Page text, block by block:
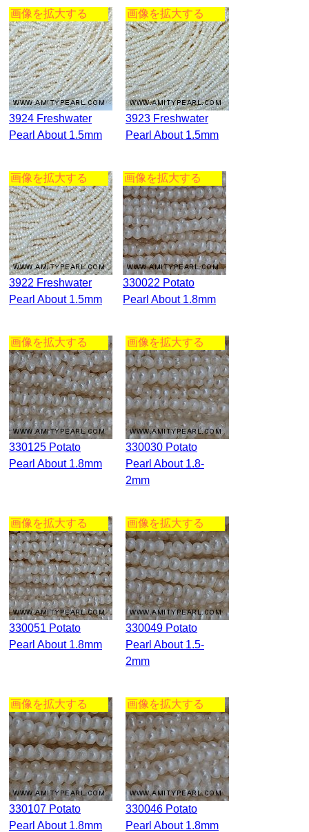
画像を拡大する
3924 Freshwater
Pearl About 1.5mm
画像を拡大する
3923 Freshwater
Pearl About 1.5mm
画像を拡大する
3922 Freshwater
Pearl About 1.5mm
画像を拡大する
330022 Potato
Pearl About 1.8mm
画像を拡大する
330125 Potato
Pearl About 1.8mm
画像を拡大する
330030 Potato
Pearl About 1.8-
2mm
画像を拡大する
330051 Potato
Pearl About 1.8mm
画像を拡大する
330049 Potato
Pearl About 1.5-
2mm
画像を拡大する
330107 Potato
Pearl About 1.8mm
画像を拡大する
330046 Potato
Pearl About 1.8mm